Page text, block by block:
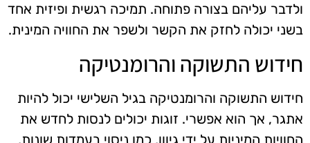
ולדבר עליהם בצורה פתוחה. תמיכה רגשית ופיזית אחד
בשני יכולה לחזק את הקשר ולשפר את החוויה המינית.
חידוש התשוקה והרומנטיקה
חידוש התשוקה והרומנטיקה בגיל השלישי יכול להיות
אתגר, אך הוא אפשרי. זוגות יכולים לנסות לחדש את
החוויות המיניות על ידי גיוון, כמו ניסוי בעמדות שונות,